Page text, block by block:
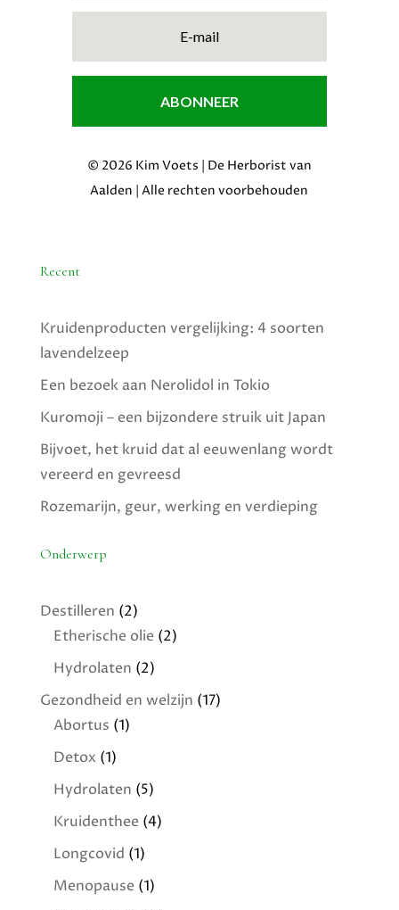
ABONNEER
© 2026 Kim Voets | De Herborist van
Aalden | Alle rechten voorbehouden
Recent
Kruidenproducten vergelijking: 4 soorten
lavendelzeep
Een bezoek aan Nerolidol in Tokio
Kuromoji – een bijzondere struik uit Japan
Bijvoet, het kruid dat al eeuwenlang wordt
vereerd en gevreesd
Rozemarijn, geur, werking en verdieping
Onderwerp
Destilleren (2)
Etherische olie (2)
Hydrolaten (2)
Gezondheid en welzijn (17)
Abortus (1)
Detox (1)
Hydrolaten (5)
Kruidenthee (4)
Longcovid (1)
Menopause (1)